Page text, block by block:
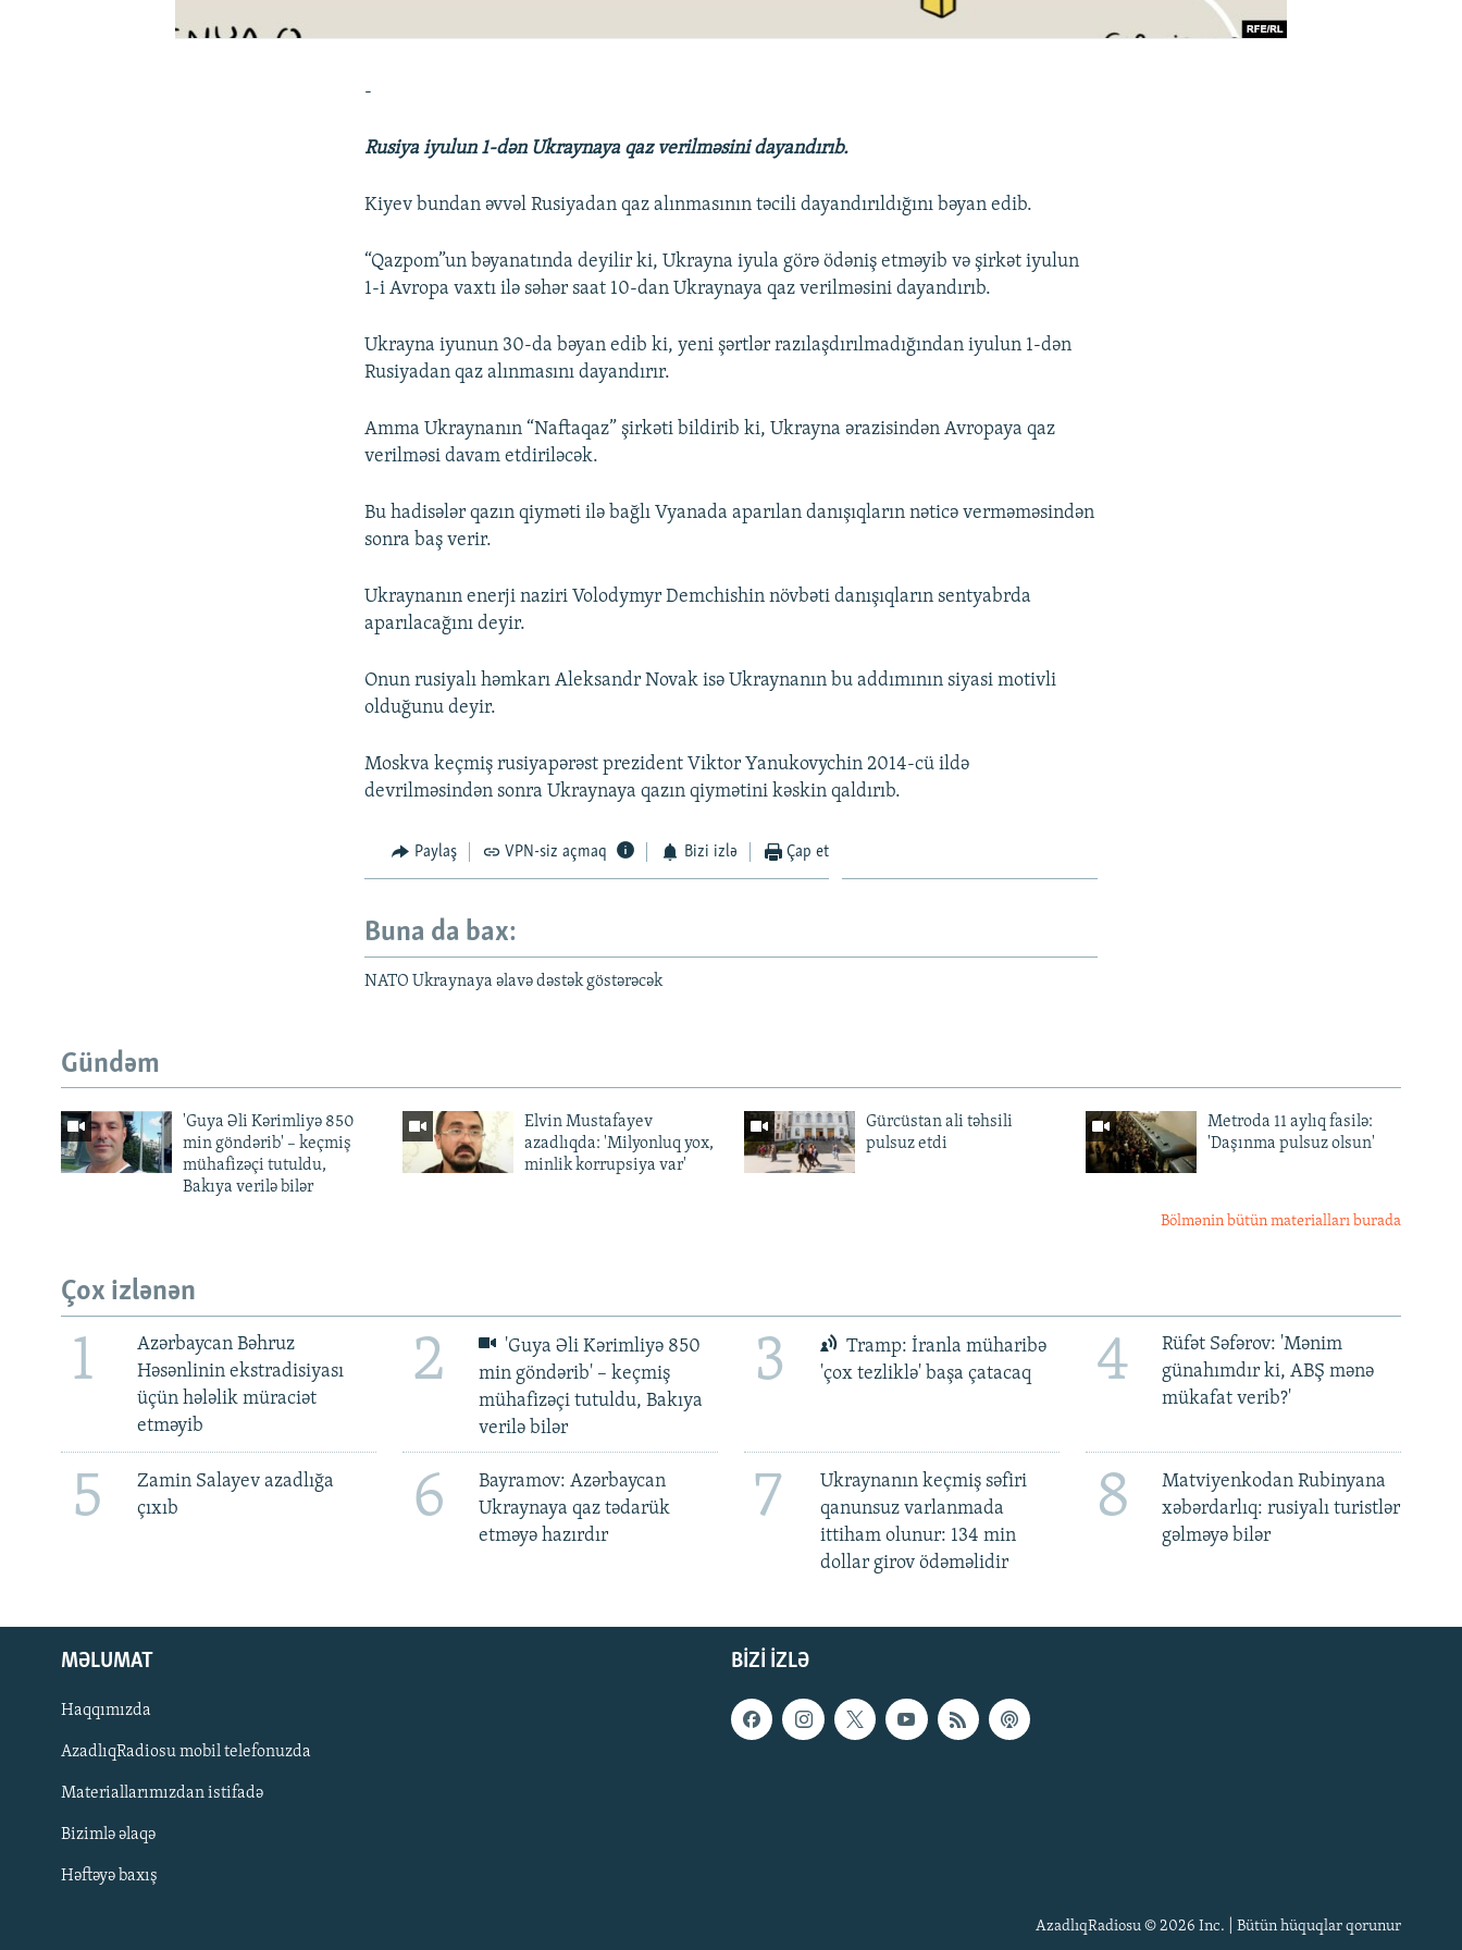
-
Rusiya iyulun 1-dən Ukraynaya qaz verilməsini dayandırıb.
Kiyev bundan əvvəl Rusiyadan qaz alınmasının təcili dayandırıldığını bəyan edib.
“Qazpom”un bəyanatında deyilir ki, Ukrayna iyula görə ödəniş etməyib və şirkət iyulun
1-i Avropa vaxtı ilə səhər saat 10-dan Ukraynaya qaz verilməsini dayandırıb.
Ukrayna iyunun 30-da bəyan edib ki, yeni şərtlər razılaşdırılmadığından iyulun 1-dən
Rusiyadan qaz alınmasını dayandırır.
Amma Ukraynanın “Naftaqaz” şirkəti bildirib ki, Ukrayna ərazisindən Avropaya qaz
verilməsi davam etdiriləcək.
Bu hadisələr qazın qiyməti ilə bağlı Vyanada aparılan danışıqların nəticə verməməsindən
sonra baş verir.
Ukraynanın enerji naziri Volodymyr Demchishin növbəti danışıqların sentyabrda
aparılacağını deyir.
Onun rusiyalı həmkarı Aleksandr Novak isə Ukraynanın bu addımının siyasi motivli
olduğunu deyir.
Moskva keçmiş rusiyapərəst prezident Viktor Yanukovychin 2014-cü ildə
devrilməsindən sonra Ukraynaya qazın qiymətini kəskin qaldırıb.
Paylaş VPN-siz açmaq Bizi izlə Çap et
Buna da bax:
NATO Ukraynaya əlavə dəstək göstərəcək
Gündəm
'Guya Əli Kərimliyə 850
min göndərib' – keçmiş
mühafizəçi tutuldu,
Bakıya verilə bilər
Elvin Mustafayev
azadlıqda: 'Milyonluq yox,
minlik korrupsiya var'
Gürcüstan ali təhsili
pulsuz etdi
Metroda 11 aylıq fasilə:
'Daşınma pulsuz olsun'
Bölmənin bütün materialları burada
Çox izlənən
1
Azərbaycan Bəhruz
Həsənlinin ekstradisiyası
üçün hələlik müraciət
etməyib
2
'Guya Əli Kərimliyə 850
min göndərib' – keçmiş
mühafizəçi tutuldu, Bakıya
verilə bilər
3
Tramp: İranla müharibə
'çox tezliklə' başa çatacaq
4
Rüfət Səfərov: 'Mənim
günahımdır ki, ABŞ mənə
mükafat verib?'
5
Zamin Salayev azadlığa
çıxıb
6
Bayramov: Azərbaycan
Ukraynaya qaz tədarük
etməyə hazırdır
7
Ukraynanın keçmiş səfiri
qanunsuz varlanmada
ittiham olunur: 134 min
dollar girov ödəməlidir
8
Matviyenkodan Rubinyana
xəbərdarlıq: rusiyalı turistlər
gəlməyə bilər
BIZI IZLƏ
MƏLUMAT
Haqqımızda
AzadlıqRadiosu mobil telefonuzda
Materiallarımızdan istifadə
Bizimlə əlaqə
Həftəyə baxış
AzadlıqRadiosu © 2026 Inc. | Bütün hüquqlar qorunur